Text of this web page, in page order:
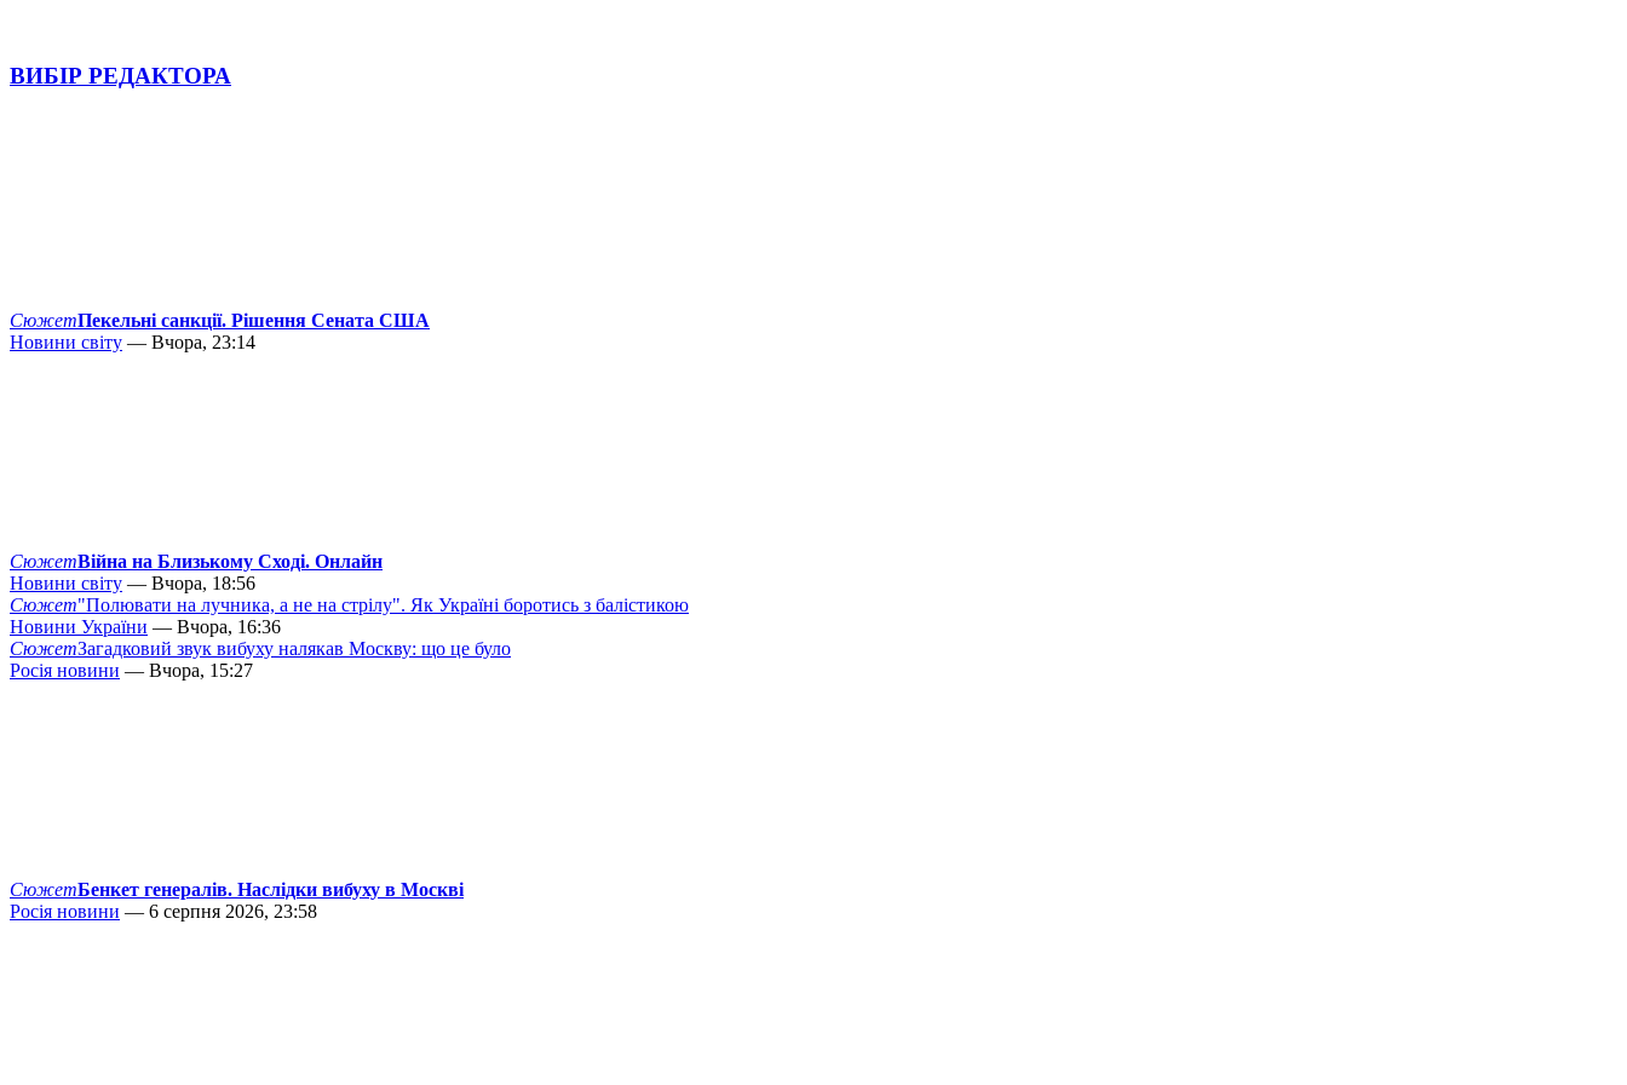
ВИБІР РЕДАКТОРА
СюжетПекельні санкції. Рішення Сената США
Новини світу — Вчора, 23:14
СюжетВійна на Близькому Сході. Онлайн
Новини світу — Вчора, 18:56
Сюжет"Полювати на лучника, а не на стрілу". Як Україні боротись з балістикою
Новини України — Вчора, 16:36
СюжетЗагадковий звук вибуху налякав Москву: що це було
Росія новини — Вчора, 15:27
СюжетБенкет генералів. Наслідки вибуху в Москві
Росія новини — 6 серпня 2026, 23:58